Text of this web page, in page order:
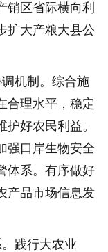
销区省际横向利
扩大产粮大县公
调机制。综合施
合理水平，稳定
好农民利益。
强口岸生物安全
体系。有序做好
产品市场信息发
践行大农业